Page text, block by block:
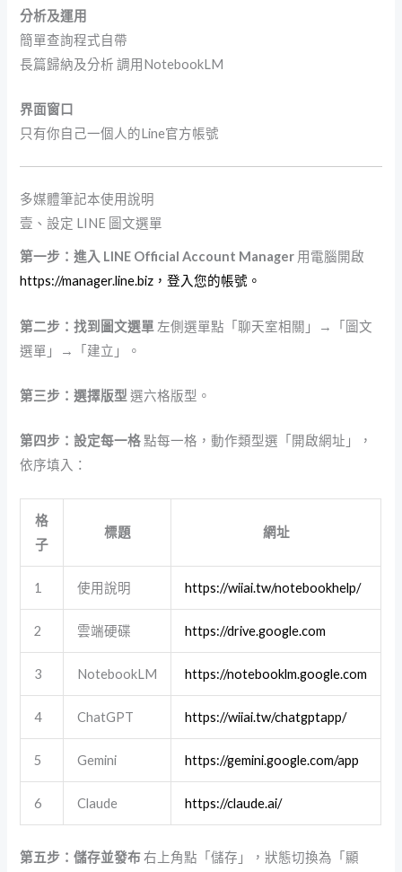
分析及運用
簡單查詢程式自帶
長篇歸納及分析 調用NotebookLM
界面窗口
只有你自己一個人的Line官方帳號
多媒體筆記本使用說明
壹、設定 LINE 圖文選單
第一步：進入 LINE Official Account Manager 用電腦開啟
https://manager.line.biz，登入您的帳號。
第二步：找到圖文選單 左側選單點「聊天室相關」→「圖文
選單」→「建立」。
第三步：選擇版型 選六格版型。
第四步：設定每一格點每一格，動作類型選「開啟網址」，
依序填入：
格
子
標題 網址
1 使用說明 https://wiiai.tw/notebookhelp/
2 雲端硬碟 https://drive.google.com
3 NotebookLM https://notebooklm.google.com
4 ChatGPT https://wiiai.tw/chatgptapp/
5 Gemini https://gemini.google.com/app
6 Claude https://claude.ai/
第五步：儲存並發布右上角點「儲存」，狀態切換為「顯